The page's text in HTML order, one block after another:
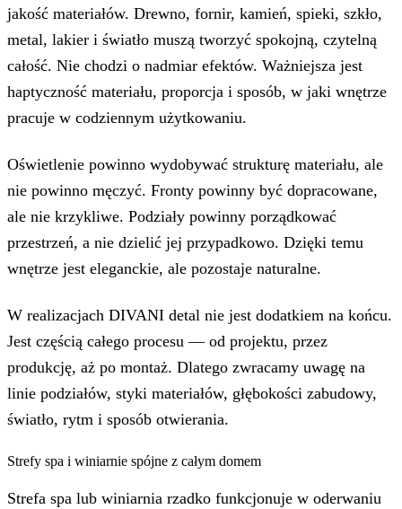
jakość materiałów. Drewno, fornir, kamień, spieki, szkło,
metal, lakier i światło muszą tworzyć spokojną, czytelną
całość. Nie chodzi o nadmiar efektów. Ważniejsza jest
haptyczność materiału, proporcja i sposób, w jaki wnętrze
pracuje w codziennym użytkowaniu.
Oświetlenie powinno wydobywać strukturę materiału, ale
nie powinno męczyć. Fronty powinny być dopracowane,
ale nie krzykliwe. Podziały powinny porządkować
przestrzeń, a nie dzielić jej przypadkowo. Dzięki temu
wnętrze jest eleganckie, ale pozostaje naturalne.
W realizacjach DIVANI detal nie jest dodatkiem na końcu.
Jest częścią całego procesu — od projektu, przez
produkcję, aż po montaż. Dlatego zwracamy uwagę na
linie podziałów, styki materiałów, głębokości zabudowy,
światło, rytm i sposób otwierania.
Strefy spa i winiarnie spójne z całym domem
Strefa spa lub winiarnia rzadko funkcjonuje w oderwaniu